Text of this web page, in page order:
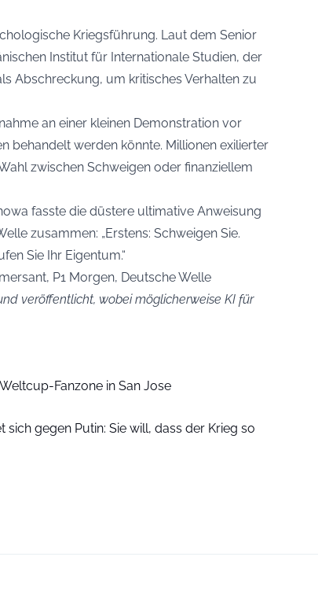
Kriegsführung. Laut dem Senior
Institut für Internationale Studien, der
Abschreckung, um kritisches Verhalten zu
an einer kleinen Demonstration vor
behandelt werden könnte. Millionen exilierter
zwischen Schweigen oder finanziellem
fasste die düstere ultimative Anweisung
zusammen: „Erstens: Schweigen Sie.
Sie Ihr Eigentum.“
P1 Morgen, Deutsche Welle
veröffentlicht, wobei möglicherweise KI für
Fanzone in San Jose
sich gegen Putin: Sie will, dass der Krieg so